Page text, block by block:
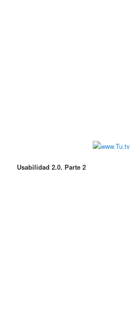
Usabilidad 2.0. Parte 2